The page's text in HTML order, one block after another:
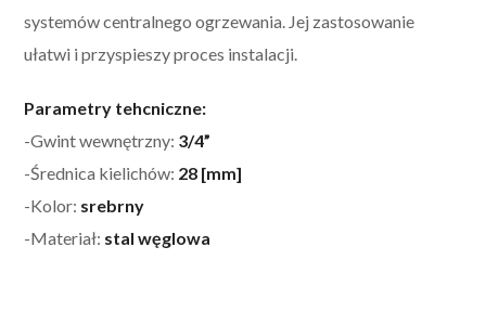
systemów centralnego ogrzewania. Jej zastosowanie
ułatwi i przyspieszy proces instalacji.
Parametry tehcniczne:
-Gwint wewnętrzny: 3/4”
-Średnica kielichów: 28 [mm]
-Kolor: srebrny
-Materiał: stal węglowa